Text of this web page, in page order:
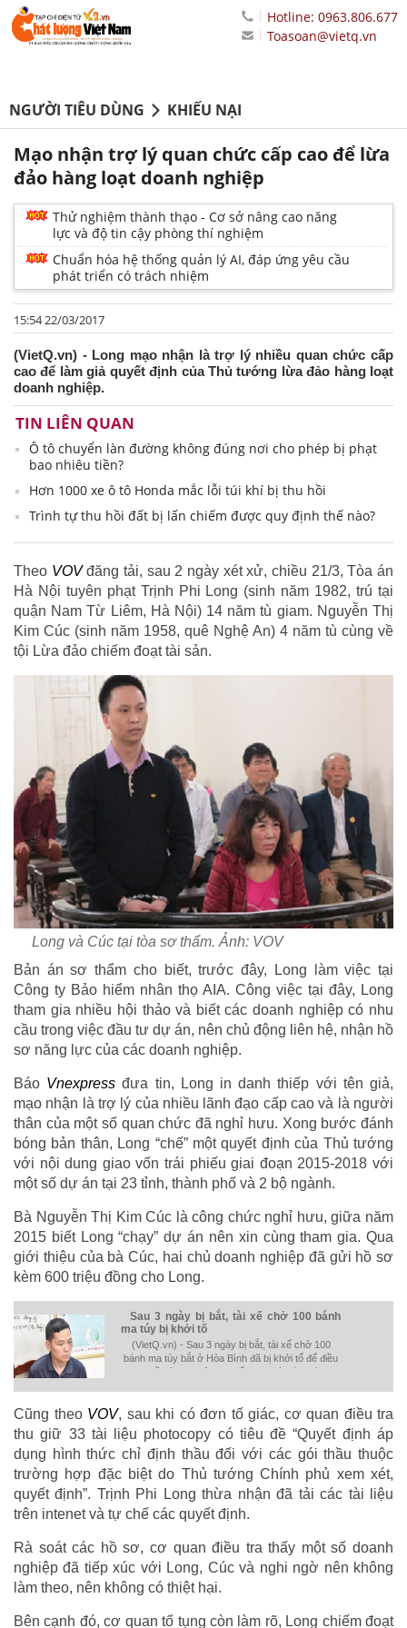
Hotline: 0963.806.677
Toasoan@vietq.vn
NGƯỜI TIÊU DÙNG KHIẾU NẠI
Mạo nhận trợ lý quan chức cấp cao để lừa
đảo hàng loạt doanh nghiệp
Thử nghiệm thành thạo - Cơ sở nâng cao năng
lực và độ tin cậy phòng thí nghiệm
Chuẩn hóa hệ thống quản lý AI, đáp ứng yêu cầu
phát triển có trách nhiệm
15:54 22/03/2017
(VietQ.vn) - Long mạo nhận là trợ lý nhiều quan chức cấp
cao để làm giả quyết định của Thủ tướng lừa đảo hàng loạt
doanh nghiệp.
TIN LIÊN QUAN
Ô tô chuyển làn đường không đúng nơi cho phép bị phạt
bao nhiêu tiền?
Hơn 1000 xe ô tô Honda mắc lỗi túi khí bị thu hồi
Trình tự thu hồi đất bị lấn chiếm được quy định thế nào?
Theo VOVđăng tải, sau 2 ngày xét xử, chiều 21/3, Tòa án
Hà Nội tuyên phạt Trịnh Phi Long (sinh năm 1982, trú tại
quận Nam Từ Liêm, Hà Nội) 14 năm tù giam. Nguyễn Thị
Kim Cúc (sinh năm 1958, quê Nghệ An) 4 năm tù cùng về
tội Lừa đảo chiếm đoạt tài sản.
Long và Cúc tại tòa sơ thẩm. Ảnh: VOV
Bản án sơ thẩm cho biết, trước đây, Long làm việc tại
Công ty Bảo hiểm nhân thọ AIA. Công việc tại đây, Long
tham gia nhiều hội thảo và biết các doanh nghiệp có nhu
cầu trong việc đầu tư dự án, nên chủ động liên hệ, nhận hồ
sơ năng lực của các doanh nghiệp.
Báo Vnexpress đưa tin, Long in danh thiếp với tên giả,
mạo nhận là trợ lý của nhiều lãnh đạo cấp cao và là người
thân của một số quan chức đã nghỉ hưu. Xong bước đánh
bóng bản thân, Long “chế” một quyết định của Thủ tướng
với nội dung giao vốn trái phiếu giai đoạn 2015-2018 với
một số dự án tại 23 tỉnh, thành phố và 2 bộ ngành.
Bà Nguyễn Thị Kim Cúc là công chức nghỉ hưu, giữa năm
2015 biết Long “chạy” dự án nên xin cùng tham gia. Qua
giới thiệu của bà Cúc, hai chủ doanh nghiệp đã gửi hồ sơ
kèm 600 triệu đồng cho Long.
Sau 3 ngày bị bắt, tài xế chở 100 bánh
ma túy bị khởi tố
(VietQ.vn) - Sau 3 ngày bị bắt, tài xế chở 100
bánh ma túy bắt ở Hòa Bình đã bị khởi tố để điều
tra về hành vi vận chuyển ma tuý trái phép.
Cũng theo VOV, sau khi có đơn tố giác, cơ quan điều tra
thu giữ 33 tài liệu photocopy có tiêu đề “Quyết định áp
dụng hình thức chỉ định thầu đối với các gói thầu thuộc
trường hợp đặc biệt do Thủ tướng Chính phủ xem xét,
quyết định”. Trịnh Phi Long thừa nhận đã tải các tài liệu
trên intenet và tự chế các quyết định.
Rà soát các hồ sơ, cơ quan điều tra thấy một số doanh
nghiệp đã tiếp xúc với Long, Cúc và nghi ngờ nên không
làm theo, nên không có thiệt hại.
Bên cạnh đó, cơ quan tố tụng còn làm rõ, Long chiếm đoạt